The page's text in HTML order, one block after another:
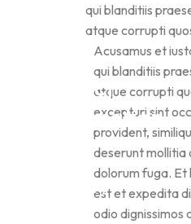
qui blanditiis
atque corrupti
Project
Information
Category
Acusamus et
qui blanditiis
atque corrupti
excepturi sint
provident,
deserunt mollitia
dolorum fuga. Et
est et expedita
odio dignissimos